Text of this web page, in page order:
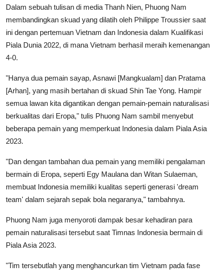
Dalam sebuah tulisan di media Thanh Nien, Phuong Nam
membandingkan skuad yang dilatih oleh Philippe Troussier saat
ini dengan pertemuan Vietnam dan Indonesia dalam Kualifikasi
Piala Dunia 2022, di mana Vietnam berhasil meraih kemenangan
4-0.
"Hanya dua pemain sayap, Asnawi [Mangkualam] dan Pratama
[Arhan], yang masih bertahan di skuad Shin Tae Yong. Hampir
semua lawan kita digantikan dengan pemain-pemain naturalisasi
berkualitas dari Eropa," tulis Phuong Nam sambil menyebut
beberapa pemain yang memperkuat Indonesia dalam Piala Asia
2023.
"Dan dengan tambahan dua pemain yang memiliki pengalaman
bermain di Eropa, seperti Egy Maulana dan Witan Sulaeman,
membuat Indonesia memiliki kualitas seperti generasi 'dream
team' dalam sejarah sepak bola negaranya," tambahnya.
Phuong Nam juga menyoroti dampak besar kehadiran para
pemain naturalisasi tersebut saat Timnas Indonesia bermain di
Piala Asia 2023.
"Tim tersebutlah yang menghancurkan tim Vietnam pada fase